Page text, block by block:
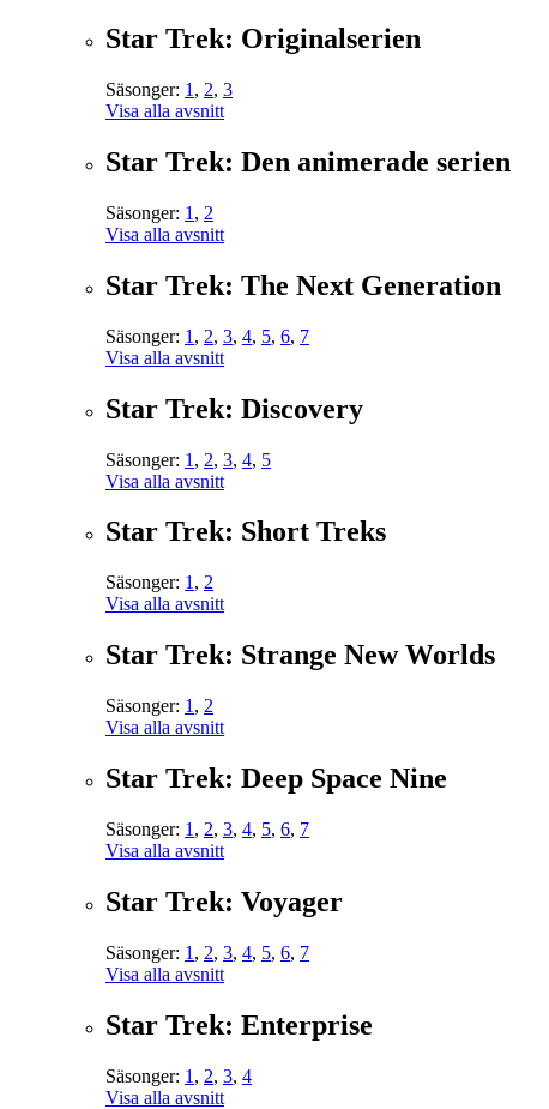
Star Trek: Originalserien
Säsonger: 1 , 2, 3
Visa alla avsnitt
Star Trek: Den animerade serien
Säsonger: 1 , 2
Visa alla avsnitt
Star Trek: The Next Generation
Säsonger: 1 , 2, 3, 4, 5, 6, 7
Visa alla avsnitt
Star Trek: Discovery
Säsonger: 1 , 2, 3, 4, 5
Visa alla avsnitt
Star Trek: Short Treks
Säsonger: 1 , 2
Visa alla avsnitt
Star Trek: Strange New Worlds
Säsonger: 1 , 2
Visa alla avsnitt
Star Trek: Deep Space Nine
Säsonger: 1 , 2, 3, 4, 5, 6, 7
Visa alla avsnitt
Star Trek: Voyager
Säsonger: 1 , 2, 3, 4, 5, 6, 7
Visa alla avsnitt
Star Trek: Enterprise
Säsonger: 1 , 2, 3, 4
Visa alla avsnitt